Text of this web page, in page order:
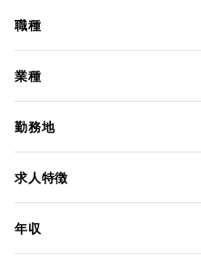
職種
業種
勤務地
求人特徴
年収